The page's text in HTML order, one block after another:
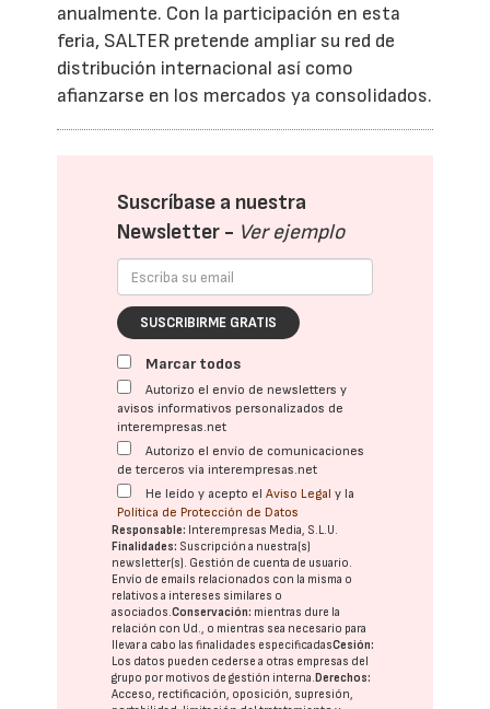
anualmente. Con la participación en esta
feria, SALTER pretende ampliar su red de
distribución internacional así como
afianzarse en los mercados ya consolidados.
Suscríbase a nuestra
Newsletter - Ver ejemplo
SUSCRIBIRME GRATIS
Marcar todos
Autorizo el envío de newsletters y
avisos informativos personalizados de
interempresas.net
Autorizo el envío de comunicaciones
de terceros vía interempresas.net
He leído y acepto elAviso Legal y la
Política de Protección de Datos
Responsable: Interempresas Media, S.L.U.
Finalidades: Suscripción a nuestra(s)
newsletter(s). Gestión de cuenta de usuario.
Envío de emails relacionados con la misma o
relativos a intereses similares o
asociados.Conservación: mientras dure la
relación con Ud., o mientras sea necesario para
llevar a cabo las finalidades especificadasCesión:
Los datos pueden cederse a otras empresas del
grupo por motivos de gestión interna. Derechos:
Acceso, rectificación, oposición, supresión,